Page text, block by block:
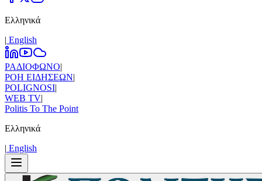
Ελληνικά
| Εnglish
ΡΑΔΙΟΦΩΝΟ|
ΡΟΗ ΕΙΔΗΣΕΩΝ|
POLIGNOSI|
WEB TV|
Politis To The Point
Ελληνικά
| Εnglish